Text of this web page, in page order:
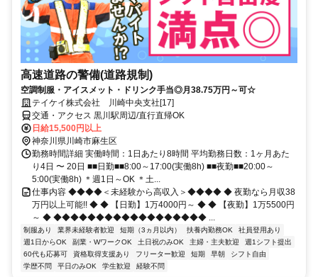
高速道路の警備(道路規制)
空調制服・アイスメット・ドリンク手当◎月38.75万円～可☆
テイケイ株式会社 川崎中央支社[17]
交通・アクセス 黒川駅周辺/直行直帰OK
日給15,500円以上
神奈川県川崎市麻生区
勤務時間詳細 実働時間：1日あたり8時間 平均勤務日数：1ヶ月あた
り4日 〜 20日 ■■日勤■■8:00～17:00(実働8h) ■■夜勤■■20:00～
5:00(実働8h) ＊週1日～OK ＊土...
仕事内容 ◆◆◆◆＜未経験から高収入＞◆◆◆◆ ◆ 夜勤なら月収38
万円以上可能!! ◆ ◆ 【日勤】1万4000円～ ◆ ◆ 【夜勤】1万5500円
～ ◆ ◆◆◆◆◆◆◆◆◆◆◆◆◆◆◆◆◆◆ ...
制服あり 業界未経験者歓迎 短期（3ヵ月以内） 扶養内勤務OK
社員登用あり
週1日からOK
副業・WワークOK 土日祝のみOK 主婦・主夫歓迎
週1シフト提出
60代も応募可
資格取得支援あり フリーター歓迎 短期 早朝
シフト自由
学歴不問
平日のみOK 学生歓迎 経験不問